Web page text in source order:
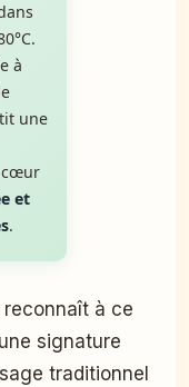
à
une
cœur
et
.
signature
traditionnel